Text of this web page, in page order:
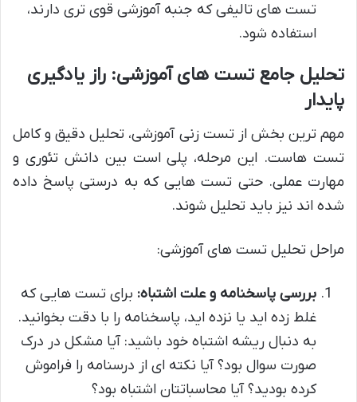
تست های تالیفی که جنبه آموزشی قوی تری دارند،
استفاده شود.
تحلیل جامع تست های آموزشی: راز یادگیری
پایدار
مهم ترین بخش از تست زنی آموزشی، تحلیل دقیق و کامل
تست هاست. این مرحله، پلی است بین دانش تئوری و
مهارت عملی. حتی تست هایی که به درستی پاسخ داده
شده اند نیز باید تحلیل شوند.
مراحل تحلیل تست های آموزشی:
بررسی پاسخنامه و علت اشتباه: برای تست هایی که
غلط زده اید یا نزده اید، پاسخنامه را با دقت بخوانید.
به دنبال ریشه اشتباه خود باشید: آیا مشکل در درک
صورت سوال بود؟ آیا نکته ای از درسنامه را فراموش
کرده بودید؟ آیا محاسباتتان اشتباه بود؟